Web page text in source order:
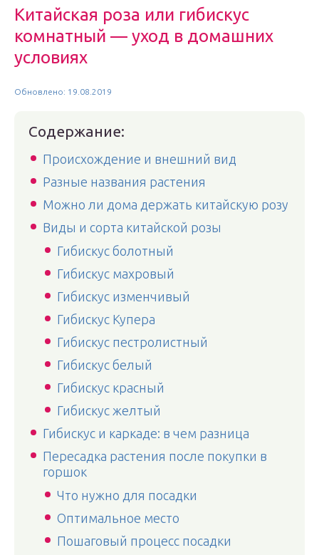
Китайская роза или гибискус
комнатный — уход в домашних
условиях
Обновлено: 19.08.2019
Содержание:
Происхождение и внешний вид
Разные названия растения
Можно ли дома держать китайскую розу
Виды и сорта китайской розы
Гибискус болотный
Гибискус махровый
Гибискус изменчивый
Гибискус Купера
Гибискус пестролистный
Гибискус белый
Гибискус красный
Гибискус желтый
Гибискус и каркаде: в чем разница
Пересадка растения после покупки в
горшок
Что нужно для посадки
Оптимальное место
Пошаговый процесс посадки